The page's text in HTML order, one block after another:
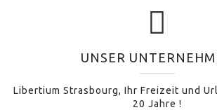
UNSER
Libertium Strasbourg, Ihr Freizeit und
20 Jahre !